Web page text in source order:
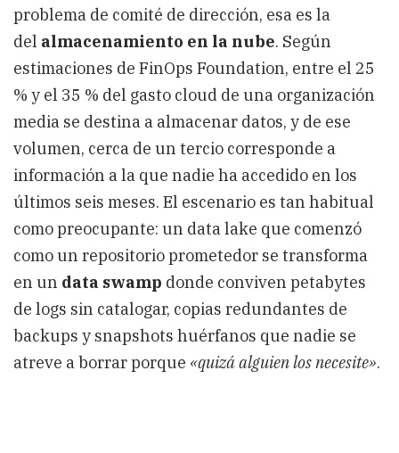
problema de comité de dirección, esa es la
del almacenamiento en la nube. Según
estimaciones de FinOps Foundation, entre el 25
% y el 35 % del gasto cloud de una organización
media se destina a almacenar datos, y de ese
volumen, cerca de un tercio corresponde a
información a la que nadie ha accedido en los
últimos seis meses. El escenario es tan habitual
como preocupante: un data lake que comenzó
como un repositorio prometedor se transforma
en un data swamp donde conviven petabytes
de logs sin catalogar, copias redundantes de
backups y snapshots huérfanos que nadie se
atreve a borrar porque «quizá alguien los necesite».